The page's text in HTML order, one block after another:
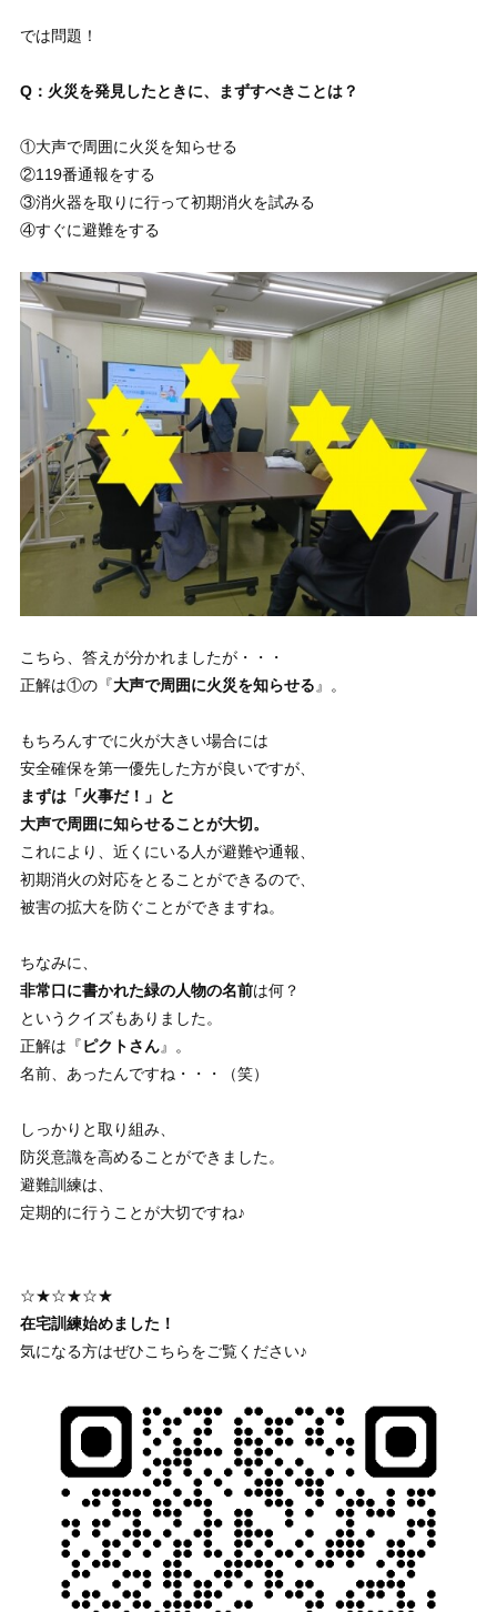
では問題！
Q：火災を発見したときに、まずすべきことは？
①大声で周囲に火災を知らせる
②119番通報をする
③消火器を取りに行って初期消火を試みる
④すぐに避難をする
こちら、答えが分かれましたが・・・
正解は①の『大声で周囲に火災を知らせる 』。
もちろんすでに火が大きい場合には
安全確保を第一優先した方が良いですが、
まずは「火事だ！」と
大声で周囲に知らせることが大切。
これにより、近くにいる人が避難や通報、
初期消火の対応をとることができるので、
被害の拡大を防ぐことができますね。
ちなみに、
非常口に書かれた緑の人物の名前は何？
というクイズもありました。
正解は『ピクトさん』。
名前、あったんですね・・・（笑）
しっかりと取り組み、
防災意識を高めることができました。
避難訓練は、
定期的に行うことが大切ですね♪
☆★☆★☆★
在宅訓練始めました！
気になる方はぜひこちらをご覧ください♪